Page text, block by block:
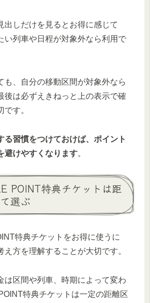
出しだけを見るとお得に感じて
い列車や日程が対象外なら利用で
も、自分の移動区間が対象外なら
後は必ずえきねっと上の表示で確
す。
る習慣をつけておけば、ポイント
避けやすくなります。
POINT特典チケットは距
選ぶ
特典チケットをお得に使うに
え方を理解することが大切です。
は区間や列車、時期によって変わ
特典チケットは一定の距離区